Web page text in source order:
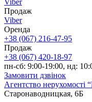
Viber
Продаж
Viber
Оренда
+38 (067) 216-47-95
Продаж
+38 (067) 420-18-97
пн-сб: 9:00-19:00, нд:
Замовити дзвінок
Агентство нерухомості
Старонаводницкая, 6Б